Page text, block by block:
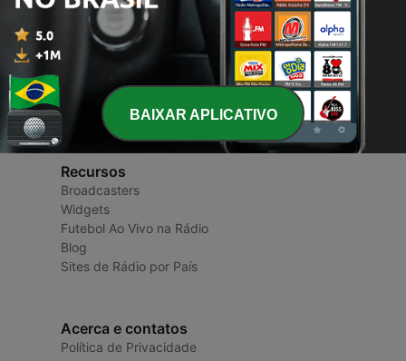
Rádios do Brasil
Radios e Podcasts
Recursos
Broadcasters
Widgets
Futebol Ao Vivo na Rádio
Blog
Sites de Rádio por País
Acerca e contatos
Política de Privacidade
BAIXAR APLICATIVO